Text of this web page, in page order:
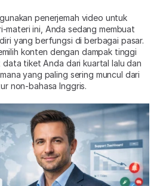
penerjemah video untuk
materi ini, Anda sedang membuat
yang berfungsi di berbagai pasar.
konten dengan dampak tinggi
data tiket Anda dari kuartal lalu dan
yang paling sering muncul dari
non-bahasa Inggris.